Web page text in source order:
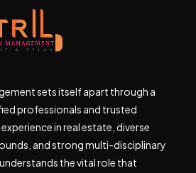
sets itself apart through a
professionals and trusted
in real estate, diverse
and strong multi-disciplinary
the vital role that